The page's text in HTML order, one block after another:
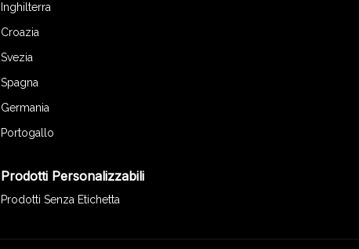
Inghilterra
Croazia
Svezia
Spagna
Germania
Portogallo
Prodotti Personalizzabili
Prodotti Senza Etichetta